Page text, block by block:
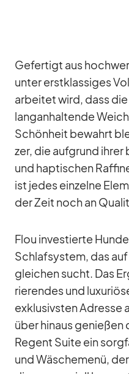
Ge­fer­tigt aus
un­ter erst­klas­si­ges
ar­bei­tet wird, dass
lang­an­hal­tende
Schön­heit be­wahrt
zer, die auf­grund
und hap­ti­schen
ist je­des ein­zelne
der Zeit noch an
Flou in­ves­tierte
Schlaf­sys­tem, das
glei­chen sucht. Das
rie­ren­des und
ex­klu­sivs­ten Adresse
über hin­aus ge­nie­ßen
Re­gent Suite ein
und Wä­sche­menü,